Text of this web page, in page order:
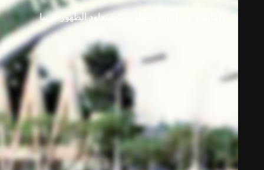
دامابيديا في إجازة للتطوير ... ستعاود الظهور قريباً